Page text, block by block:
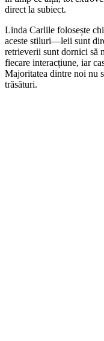
direct la subiect.
Linda Carlile folosește
aceste stiluri—leii sunt
retrieverii sunt dornici să
fiecare interacțiune, iar
Majoritatea dintre noi nu
trăsături.